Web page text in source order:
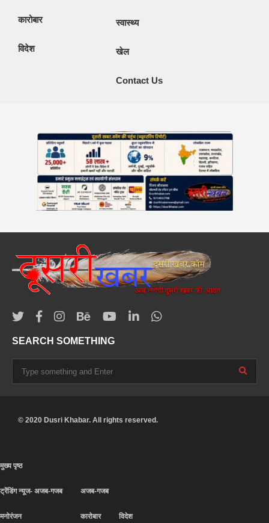
कारोबार
विदेश
स्वास्थ्य
खेल
Contact Us
SEARCH SOMETHING
© 2020 Dusri Khabar. All rights reserved.
मुख्य पृष्ठ
ट्रेंडिंग न्यूज- अजब-गजब
मनोरंजन
अजब-गजब
कारोबार विदेश